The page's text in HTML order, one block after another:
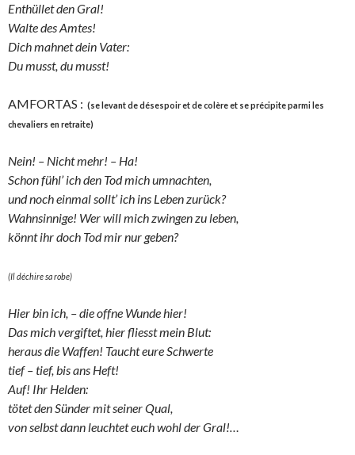
Enthüllet den Gral!
Walte des Amtes!
Dich mahnet dein Vater:
Du musst, du musst!
AMFORTAS : (se levant de désespoir et de colère et se précipite parmi les
chevaliers en retraite)
Nein! – Nicht mehr! – Ha!
Schon fühl’ ich den Tod mich umnachten,
und noch einmal sollt’ ich ins Leben zurück?
Wahnsinnige! Wer will mich zwingen zu leben,
könnt ihr doch Tod mir nur geben?
(Il déchire sa robe)
Hier bin ich, – die offne Wunde hier!
Das mich vergiftet, hier fliesst mein Blut:
heraus die Waffen! Taucht eure Schwerte
tief – tief, bis ans Heft!
Auf! Ihr Helden:
tötet den Sünder mit seiner Qual,
von selbst dann leuchtet euch wohl der Gral!…